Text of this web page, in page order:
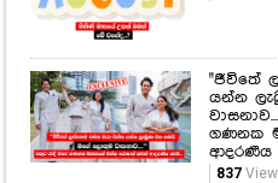
"ජීවිතේ
යන්න
ගණනක
ආදරණීය
837